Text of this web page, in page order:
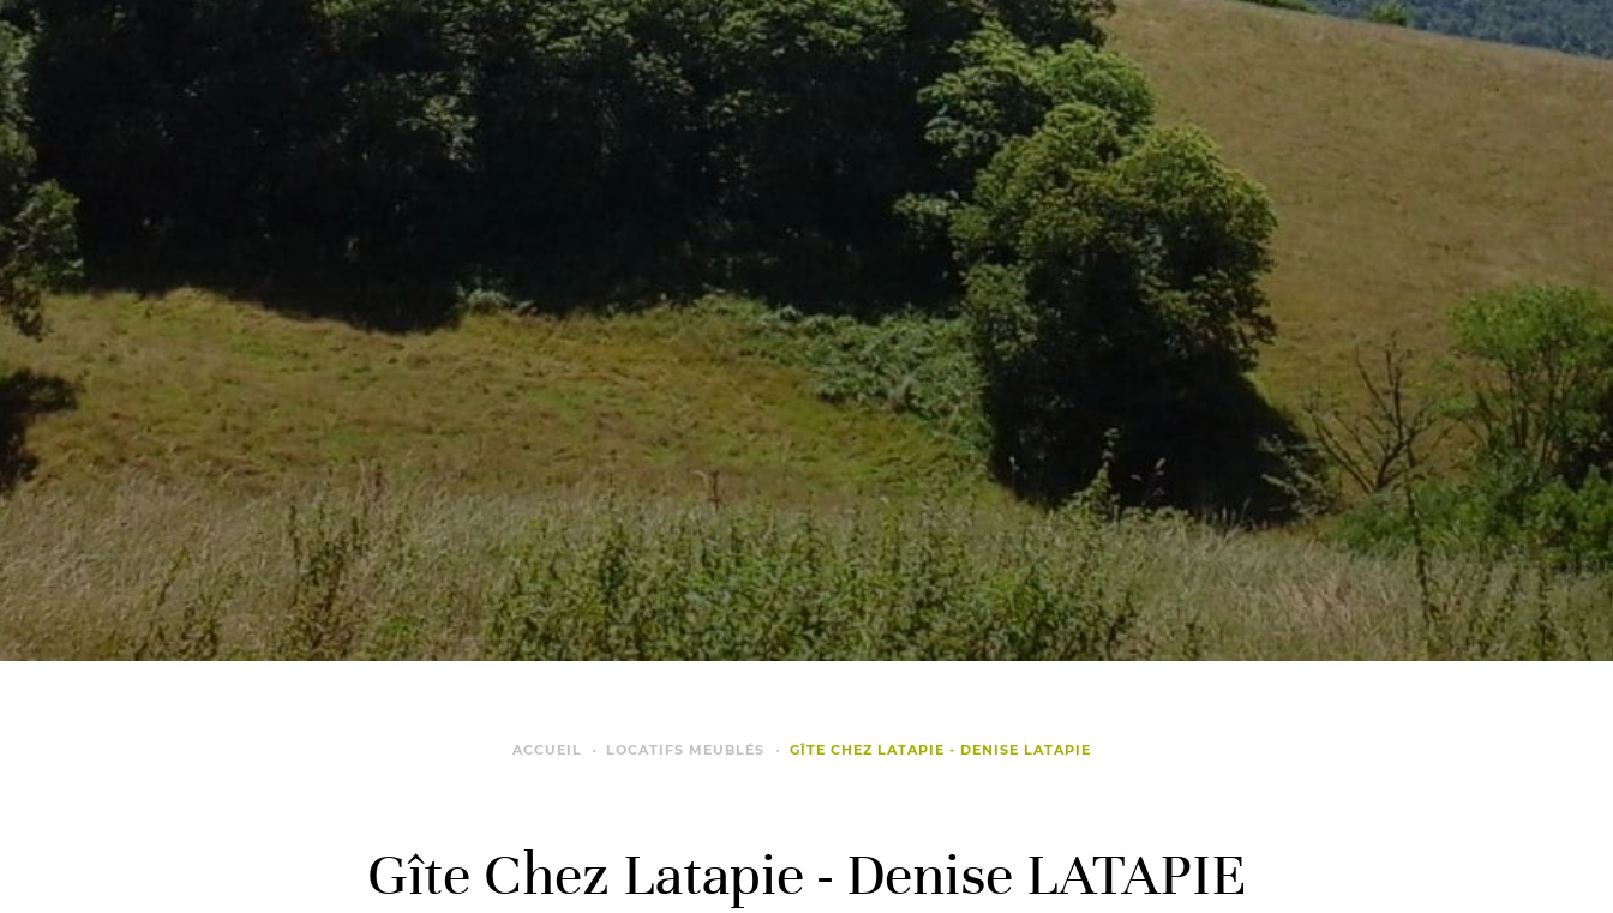
ACCUEIL LOCATIFS MEUBLÉS GÎTE CHEZ LATAPIE - DENISE LATAPIE
Gîte Chez Latapie - Denise LATAPIE